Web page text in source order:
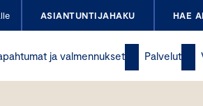
ASIANTUNTIJAHAKU HAE
ja valmennukset Palvelut